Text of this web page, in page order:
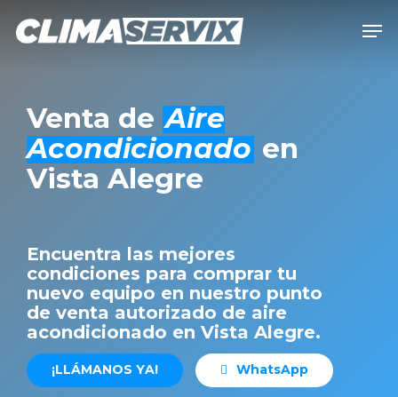
Venta de Aire
Acondicionado en
Vista Alegre
Encuentra las mejores
condiciones para comprar tu
nuevo equipo en nuestro punto
de venta autorizado de aire
acondicionado en Vista Alegre.
¡LLÁMANOS YA! WhatsApp